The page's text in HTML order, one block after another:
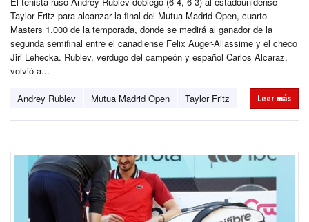
Taylor Fritz para alcanzar la final del Mutua Madrid Open, cuarto
Masters 1.000 de la temporada, donde se medirá al ganador de la
segunda semifinal entre el canadiense Felix Auger-Aliassime y el checo
Jiri Lehecka. Rublev, verdugo del campeón y español Carlos Alcaraz,
volvió a...
Andrey Rublev Mutua Madrid Open Taylor Fritz Leer más